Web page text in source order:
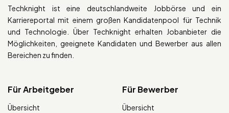
Techknight ist eine deutschlandweite Jobbörse und ein
Karriereportal mit einem großen Kandidatenpool für Technik
und Technologie. Über Techknight erhalten Jobanbieter die
Möglichkeiten, geeignete Kandidaten und Bewerber aus allen
Bereichen zu finden.
Für Arbeitgeber
Übersicht
Für Bewerber
Übersicht